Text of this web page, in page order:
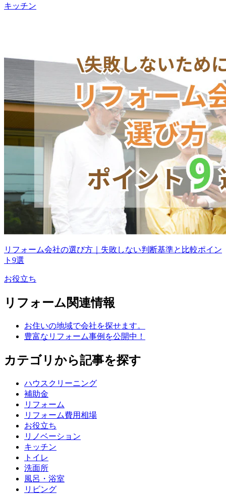
キッチン
リフォーム会社の選び方｜失敗しない判断基準と比較ポイン
ト9選
お役立ち
リフォーム関連情報
お住いの地域で会社を探せます。
豊富なリフォーム事例を公開中！
カテゴリから記事を探す
ハウスクリーニング
補助金
リフォーム
リフォーム費用相場
お役立ち
リノベーション
キッチン
トイレ
洗面所
風呂・浴室
リビング